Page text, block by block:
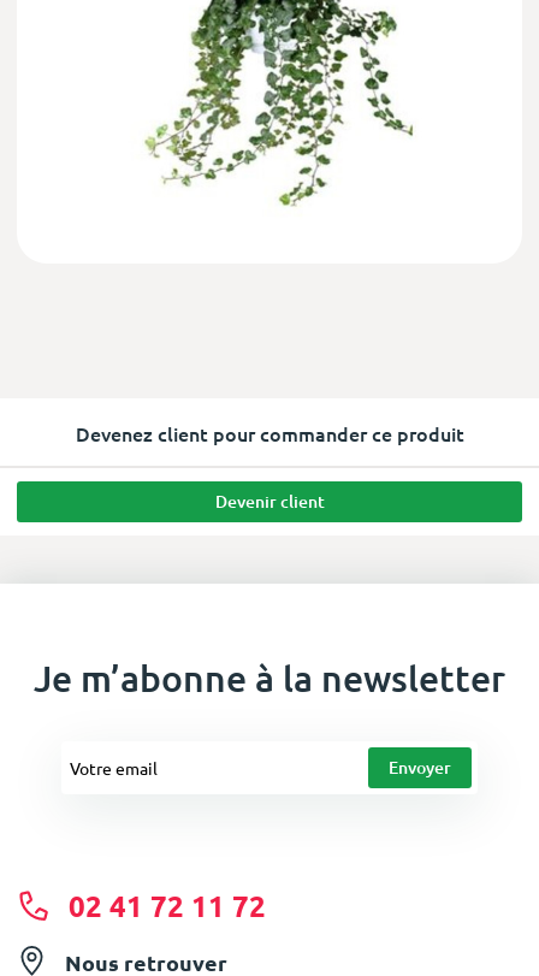
Devenez client pour commander ce produit
Devenir client
Je m’abonne à la newsletter
02 41 72 11 72
Nous retrouver